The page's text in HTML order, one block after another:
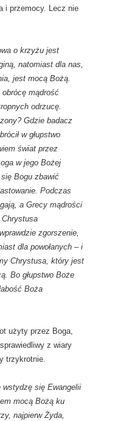
i przemocy. Lecz nie
o krzyżu jest
natomiast dla nas,
jest mocą Bożą.
mądrość
odrzucę.
Gdzie badacz
w głupstwo
świat przez
w jego Bożej
Bogu zbawić
Podczas
a Grecy mądrości
zgorszenie,
dla powołanych – i
Chrystusa, który jest
Bo głupstwo Boże
Boża
użyty przez Boga,
z wiary
trzykrotnie.
wstydzę się Ewangelii
mocą Bożą ku
najpierw Żyda,